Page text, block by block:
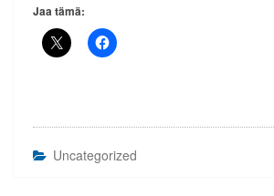
Jaa tämä:
Uncategorized